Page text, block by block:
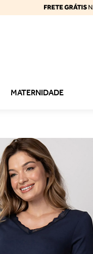
MATERNIDADE